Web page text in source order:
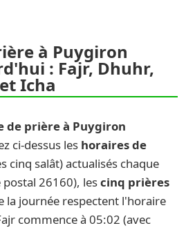
à Puygiron
: Fajr, Dhuhr,
Icha
de prière à Puygiron
ci-dessus les horaires de
cinq salât) actualisés chaque
26160), lescinq prières
la journée respectent l'horaire
commence à 05:02 (avec